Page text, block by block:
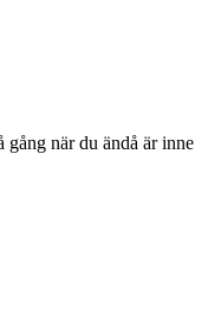
när du ändå är inne